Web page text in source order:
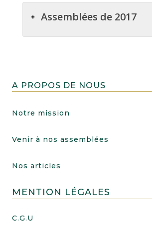
Assemblées de 2017
A PROPOS DE NOUS
Notre mission
Venir à nos assemblées
Nos articles
MENTION LÉGALES
C.G.U